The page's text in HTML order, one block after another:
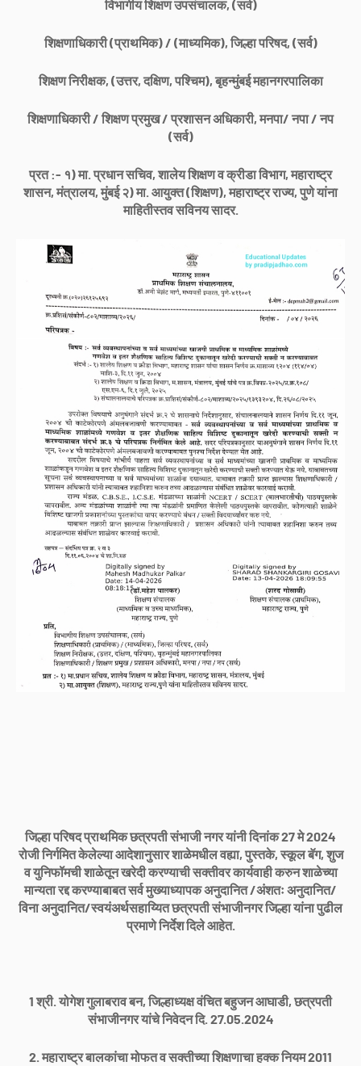
विभागीय शिक्षण उपसंचालक, (सर्व)
शिक्षणाधिकारी (प्राथमिक) / (माध्यमिक), जिल्हा परिषद, (सर्व)
शिक्षण निरीक्षक, (उत्तर, दक्षिण, पश्चिम), बृहन्मुंबई महानगरपालिका
शिक्षणाधिकारी / शिक्षण प्रमुख / प्रशासन अधिकारी, मनपा/ नपा / नप
(सर्व)
प्रत :- १) मा. प्रधान सचिव, शालेय शिक्षण व क्रीडा विभाग, महाराष्ट्र
शासन, मंत्रालय, मुंबई २) मा. आयुक्त (शिक्षण), महाराष्ट्र राज्य, पुणे यांना
माहितीस्तव सविनय सादर.
जिल्हा परिषद प्राथमिक छत्रपती संभाजी नगर यांनी दिनांक 27 मे 2024
रोजी निर्गमित केलेल्या आदेशानुसार शाळेमधील वह्या, पुस्तके, स्कूल बॅग, शुज
व युनिफॉमची शाळेतून खरेदी करण्याची सक्तीवर कार्यवाही करुन शाळेच्या
मान्यता रद्द करण्याबाबत सर्व मुख्याध्यापक अनुदानित /अंशतः अनुदानित/
विना अनुदानित/स्वयंअर्थसहाय्यित छत्रपती संभाजीनगर जिल्हा यांना पुढील
प्रमाणे निर्देश दिले आहेत.
1 श्री. योगेश गुलाबराव बन, जिल्हाध्यक्ष वंचित बहुजन आघाडी, छत्रपती
संभाजीनगर यांचे निवेदन दि. 27.05.2024
2. महाराष्ट्र बालकांचा मोफत व सक्तीच्या शिक्षणाचा हक्क नियम 2011